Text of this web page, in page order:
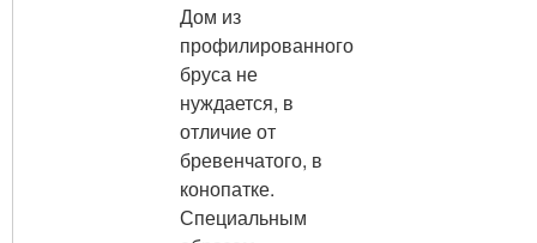
Дом из
профилированного
бруса не
нуждается, в
отличие от
бревенчатого, в
конопатке.
Специальным